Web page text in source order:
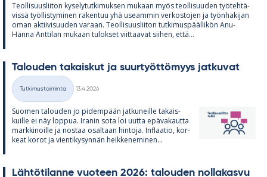
Teol­li­suus­lii­ton ky­se­ly­tut­ki­muk­sen mu­kaan myös teol­li­suu­den työ­teh­tä­
vissä työl­lis­ty­mi­nen ra­ken­tuu yhä useam­min ver­kos­to­jen ja työn­ha­ki­jan
oman ak­tii­vi­suu­den va­raan. Teol­li­suus­lii­ton tut­ki­mus­pääl­li­kön Anu-
Hanna Ant­ti­lan mu­kaan tu­lok­set viit­taa­vat sii­hen, että...
Ta­lou­den ta­kais­kut ja suur­työt­tö­myys jat­ku­vat
Kategoriat
Tutkimustoiminta
13.4.2026
Suo­men ta­lou­den jo pi­dem­pään jat­ku­neille ta­kais­
kuille ei näy lop­pua. Ira­nin sota loi uutta epä­va­kautta
mark­ki­noille ja nos­taa osal­taan hin­toja. In­flaa­tio, kor­
keat ko­rot ja vien­ti­ky­syn­nän heik­ke­ne­mi­nen...
Läh­tö­ti­lanne vuo­teen 2026: ta­lou­den nol­la­kasvu